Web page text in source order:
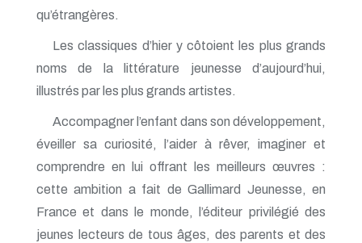
qu’étrangères.
Les classiques d’hier y côtoient les plus grands
noms de la littérature jeunesse d’aujourd’hui,
illustrés par les plus grands artistes.
Accompagner l’enfant dans son développement,
éveiller sa curiosité, l’aider à rêver, imaginer et
comprendre en lui offrant les meilleurs œuvres :
cette ambition a fait de Gallimard Jeunesse, en
France et dans le monde, l’éditeur privilégié des
jeunes lecteurs de tous âges, des parents et des